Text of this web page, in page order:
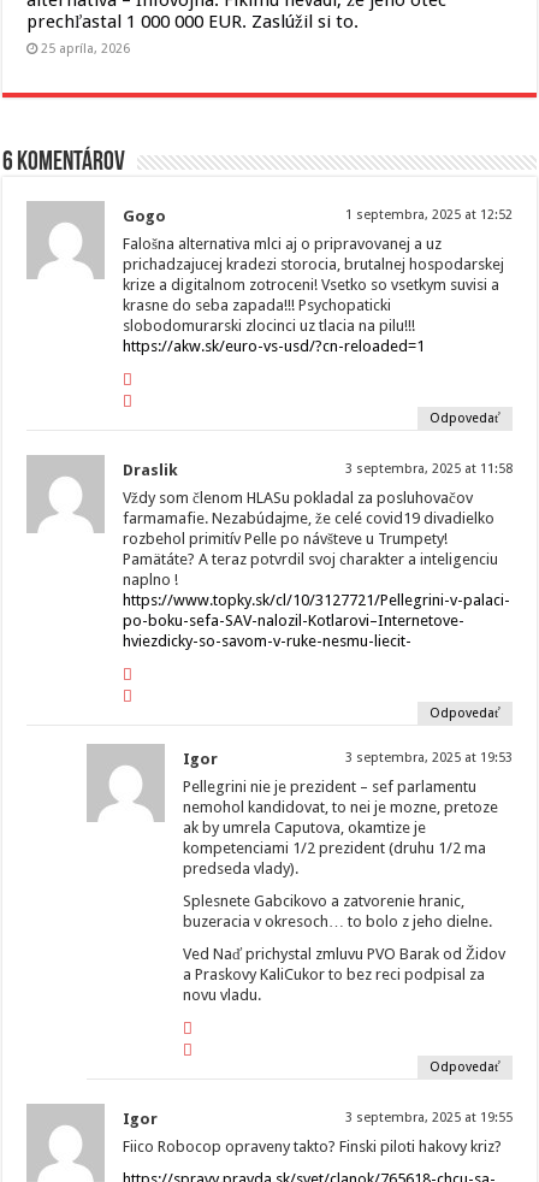
prechľastal 1 000 000 EUR. Zaslúžil si to.
25 apríla, 2026
6 komentárov
Gogo 1 septembra, 2025 at 12:52
Falošna alternativa mlci aj o pripravovanej a uz
prichadzajucej kradezi storocia, brutalnej hospodarskej
krize a digitalnom zotroceni! Vsetko so vsetkym suvisi a
krasne do seba zapada!!! Psychopaticki
slobodomurarski zlocinci uz tlacia na pilu!!!
https://akw.sk/euro-vs-usd/?cn-reloaded=1
Odpovedať
Draslik 3 septembra, 2025 at 11:58
Vždy som členom HLASu pokladal za posluhovačov
farmamafie. Nezabúdajme, že celé covid19 divadielko
rozbehol primitív Pelle po návšteve u Trumpety!
Pamätáte? A teraz potvrdil svoj charakter a inteligenciu
naplno !
https://www.topky.sk/cl/10/3127721/Pellegrini-v-palaci-
po-boku-sefa-SAV-nalozil-Kotlarovi–Internetove-
hviezdicky-so-savom-v-ruke-nesmu-liecit-
Odpovedať
Igor 3 septembra, 2025 at 19:53
Pellegrini nie je prezident – sef parlamentu
nemohol kandidovat, to nei je mozne, pretoze
ak by umrela Caputova, okamtize je
kompetenciami 1/2 prezident (druhu 1/2 ma
predseda vlady).
Splesnete Gabcikovo a zatvorenie hranic,
buzeracia v okresoch… to bolo z jeho dielne.
Ved Naď prichystal zmluvu PVO Barak od Židov
a Praskovy KaliCukor to bez reci podpisal za
novu vladu.
Odpovedať
Igor 3 septembra, 2025 at 19:55
Fiico Robocop opraveny takto? Finski piloti hakovy kriz?